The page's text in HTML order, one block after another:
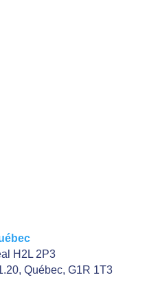
H2L 2P3
Québec, G1R 1T3